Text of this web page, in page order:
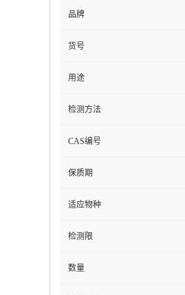
品牌
货号
用途
检测方法
CAS编号
保质期
适应物种
检测限
数量